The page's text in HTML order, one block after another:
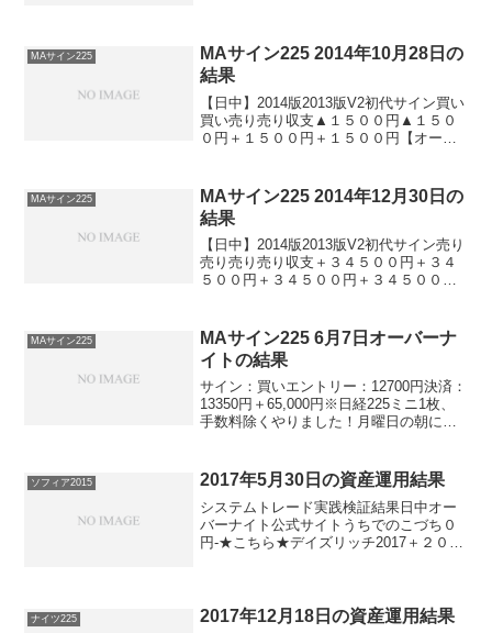
（２０１３版）▲...
MAサイン225
MAサイン225 2014年10月28日の
結果
【日中】2014版2013版V2初代サイン買い
買い売り売り収支▲１５００円▲１５０
０円＋１５００円＋１５００円【オーバ
００円＋７０００円＋７０００円※日経
22...
MAサイン225
MAサイン225 2014年12月30日の
結果
【日中】2014版2013版V2初代サイン売り
売り売り売り収支＋３４５００円＋３４
５００円＋３４５００円＋３４５００円
円▲２０００円▲２０００円▲２０００
円※...
MAサイン225
MAサイン225 6月7日オーバーナ
イトの結果
サイン：買いエントリー：12700円決済：
13350円＋65,000円※日経225ミニ1枚、
手数料除くやりました！月曜日の朝にこ
るので、嬉しいです。でも、同じだけ逆
ソフィア2015 2017年5月30日の資産運用結果
システムトレード実践検証結果日中オー
バーナイト公式サイトうちでのこづち０
円-★こちら★デイズリッチ2017＋２０
チ201...
ナイツ225 2017年12月18日の資産運用結果